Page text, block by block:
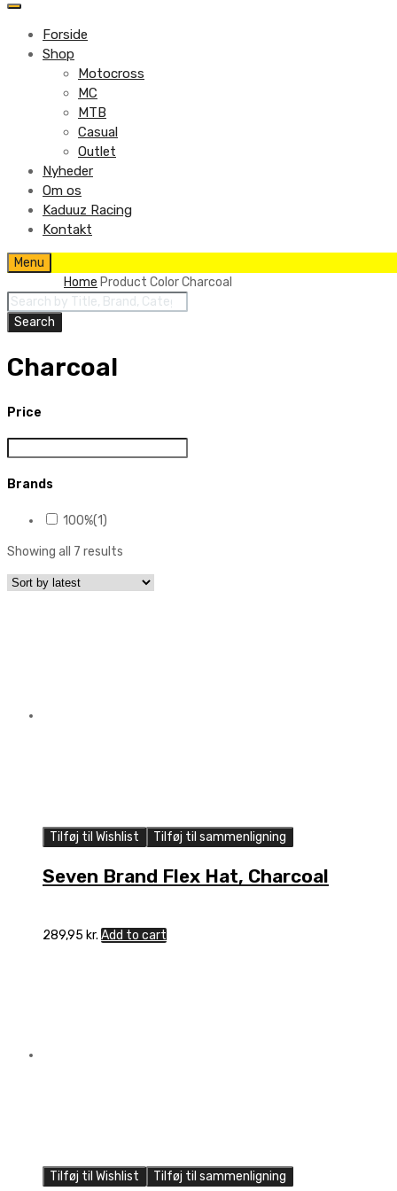
Forside
Shop
Motocross
MC
MTB
Casual
Outlet
Nyheder
Om os
Kaduuz Racing
Kontakt
Skip
content
Menu
Home Product ColorCharcoal
Products
search
Search
Charcoal
Price
Brands
100%(1)
Showing all 7 results
Tilføj til Wishlist Tilføj til sammenligning
Seven Brand Flex Hat, Charcoal
289,95 kr. Add to cart
Tilføj til Wishlist Tilføj til sammenligning